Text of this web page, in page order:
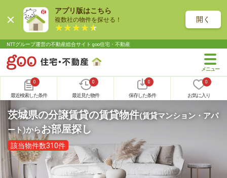
アプリ版はこちら
複数社の物件を探せる！ 開く
NTTグループ運営の不動産総合サイト goo住宅・不動産
0
最近検索した条件
0
最近見た物件
0
保存した条件
0
お気に入り
茨城県の分譲賃貸の賃貸物件(賃貸マンション・アパ
ート)からお部屋探し
該当物件数310件